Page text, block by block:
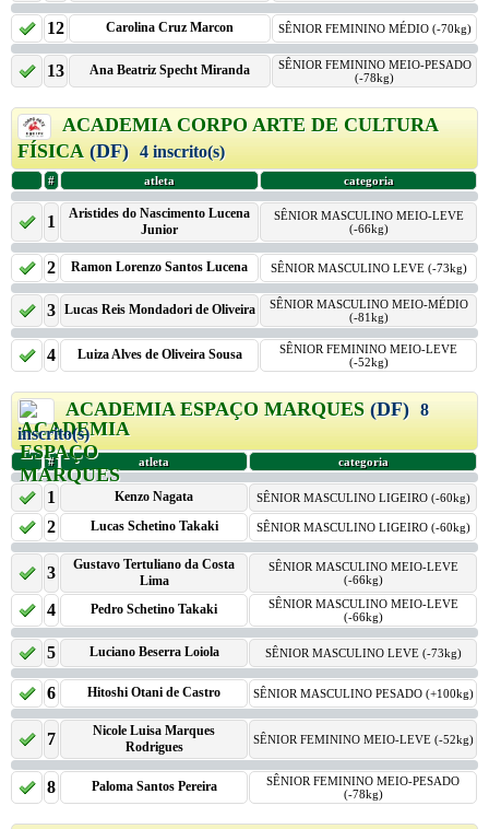
12 Carolina Cruz Marcon SÊNIOR FEMININO MÉDIO (-70kg)
13 Ana Beatriz Specht Miranda
SÊNIOR FEMININO MEIO-PESADO
(-78kg)
ACADEMIA CORPO ARTE DE CULTURA
FÍSICA (DF) 4 inscrito(s)
# atleta categoria
1
Aristides do Nascimento Lucena
Junior
SÊNIOR MASCULINO MEIO-LEVE
(-66kg)
2 Ramon Lorenzo Santos Lucena SÊNIOR MASCULINO LEVE (-73kg)
3 Lucas Reis Mondadori de Oliveira
SÊNIOR MASCULINO MEIO-MÉDIO
(-81kg)
4 Luiza Alves de Oliveira Sousa
SÊNIOR FEMININO MEIO-LEVE
(-52kg)
ACADEMIA ESPAÇO MARQUES (DF) 8
inscrito(s)
# atleta categoria
1 Kenzo Nagata SÊNIOR MASCULINO LIGEIRO (-60kg)
2 Lucas Schetino Takaki SÊNIOR MASCULINO LIGEIRO (-60kg)
3
Gustavo Tertuliano da Costa
Lima
SÊNIOR MASCULINO MEIO-LEVE
(-66kg)
4 Pedro Schetino Takaki
SÊNIOR MASCULINO MEIO-LEVE
(-66kg)
5 Luciano Beserra Loiola SÊNIOR MASCULINO LEVE (-73kg)
6 Hitoshi Otani de Castro SÊNIOR MASCULINO PESADO (+100kg)
7
Nicole Luisa Marques
Rodrigues
SÊNIOR FEMININO MEIO-LEVE (-52kg)
8 Paloma Santos Pereira
SÊNIOR FEMININO MEIO-PESADO
(-78kg)